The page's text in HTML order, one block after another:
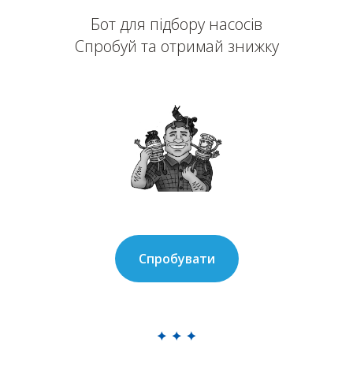
Бот для підбору насосів
Спробуй та отримай знижку
Спробувати